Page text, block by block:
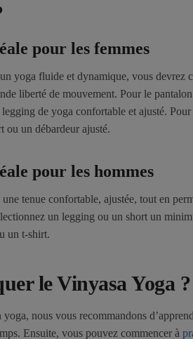
pour les femmes
yoga fluide et dynamique, vous devrez
liberté de mouvement. Pour le
de yoga confortable et ajusté.
ou un débardeur ajusté.
pour les hommes
tenue confortable, ajustée, tout en
un legging ou un short un
un t-shirt.
le Vinyasa Yoga ?
nous vous recommandons
Ensuite, vous pouvez commencer à